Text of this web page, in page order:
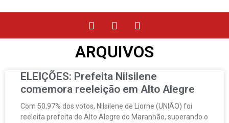
ARQUIVOS
ELEIÇÕES: Prefeita Nilsilene
comemora reeleição em Alto Alegre
Com 50,97% dos votos, Nilsilene de Liorne (UNIÃO) foi
reeleita prefeita de Alto Alegre do Maranhão, superando o